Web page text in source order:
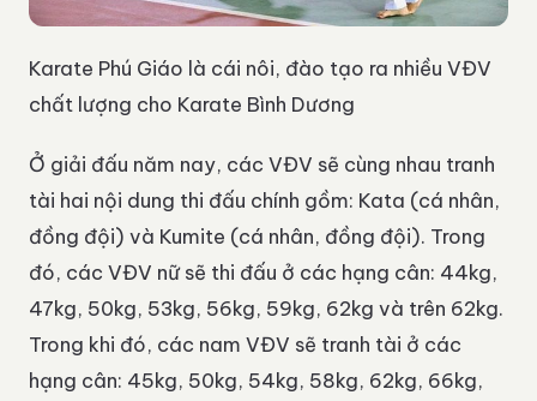
Karate Phú Giáo là cái nôi, đào tạo ra nhiều VĐV
chất lượng cho Karate Bình Dương
Ở giải đấu năm nay, các VĐV sẽ cùng nhau tranh
tài hai nội dung thi đấu chính gồm: Kata (cá nhân,
đồng đội) và Kumite (cá nhân, đồng đội). Trong
đó, các VĐV nữ sẽ thi đấu ở các hạng cân: 44kg,
47kg, 50kg, 53kg, 56kg, 59kg, 62kg và trên 62kg.
Trong khi đó, các nam VĐV sẽ tranh tài ở các
hạng cân: 45kg, 50kg, 54kg, 58kg, 62kg, 66kg,